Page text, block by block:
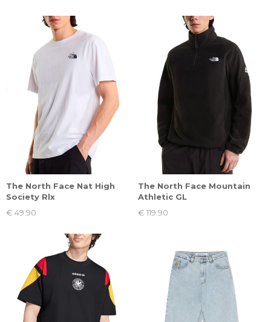
The North Face Nat High
Society Rlx
€ 49.90
The North Face Mountain
Athletic GL
€ 119.90